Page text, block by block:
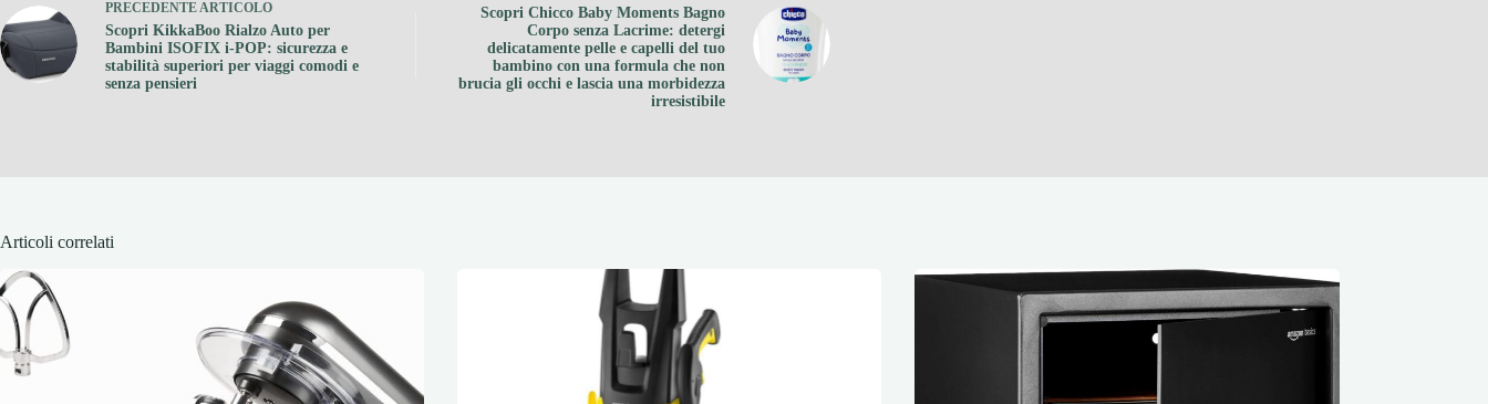
PRECEDENTEARTICOLO
Scopri KikkaBoo Rialzo Auto per
Bambini ISOFIX i-POP: sicurezza e
stabilità superiori per viaggi comodi e
senza pensieri
Scopri Chicco Baby Moments Bagno
Corpo senza Lacrime: detergi
delicatamente pelle e capelli del tuo
bambino con una formula che non
brucia gli occhi e lascia una morbidezza
irresistibile
Articoli correlati